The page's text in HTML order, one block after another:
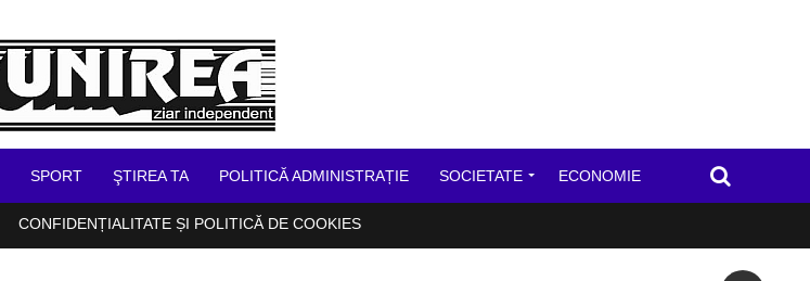
SPORT ŞTIREA TA POLITICĂ ADMINISTRAȚIE SOCIETATE ECONOMIE
CONFIDENȚIALITATE ȘI POLITICĂ DE COOKIES